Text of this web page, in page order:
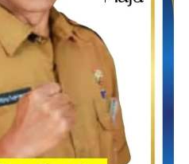
Lotte, Mayora, Wings,
ALAM juga ada HMS.
cabang yakni ; Penata
Falah Mart, Ras Mart, Yapi
Ikhwan Mart, dan Paradis Mart.